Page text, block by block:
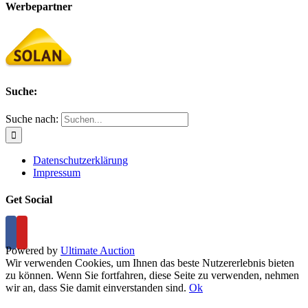
Werbepartner
Suche:
Suche nach:
Datenschutzerklärung
Impressum
Get Social
Powered by Ultimate Auction
Wir verwenden Cookies, um Ihnen das beste Nutzererlebnis bieten
zu können. Wenn Sie fortfahren, diese Seite zu verwenden, nehmen
wir an, dass Sie damit einverstanden sind. Ok